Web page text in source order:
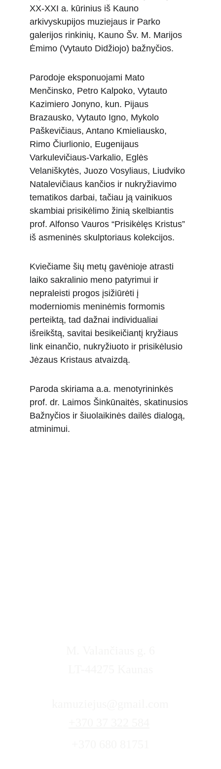
XX-XXI a. kūrinius iš Kauno
arkivyskupijos muziejaus ir Parko
galerijos rinkinių, Kauno Šv. M. Marijos
Ėmimo (Vytauto Didžiojo) bažnyčios.
Parodoje eksponuojami Mato
Menčinsko, Petro Kalpoko, Vytauto
Kazimiero Jonyno, kun. Pijaus
Brazausko, Vytauto Igno, Mykolo
Paškevičiaus, Antano Kmieliausko,
Rimo Čiurlionio, Eugenijaus
Varkulevičiaus-Varkalio, Eglės
Velaniškytės, Juozo Vosyliaus, Liudviko
Natalevičiaus kančios ir nukryžiavimo
tematikos darbai, tačiau ją vainikuos
skambiai prisikėlimo žinią skelbiantis
prof. Alfonso Vauros “Prisikėlęs Kristus”
iš asmeninės skulptoriaus kolekcijos.
Kviečiame šių metų gavėnioje atrasti
laiko sakralinio meno patyrimui ir
nepraleisti progos įsižiūrėti į
moderniomis meninėmis formomis
perteiktą, tad dažnai individualiai
išreikštą, savitai besikeičiantį kryžiaus
link einančio, nukryžiuoto ir prisikėlusio
Jėzaus Kristaus atvaizdą.
Paroda skiriama a.a. menotyrininkės
prof. dr. Laimos Šinkūnaitės, skatinusios
Bažnyčios ir šiuolaikinės dailės dialogą,
atminimui.